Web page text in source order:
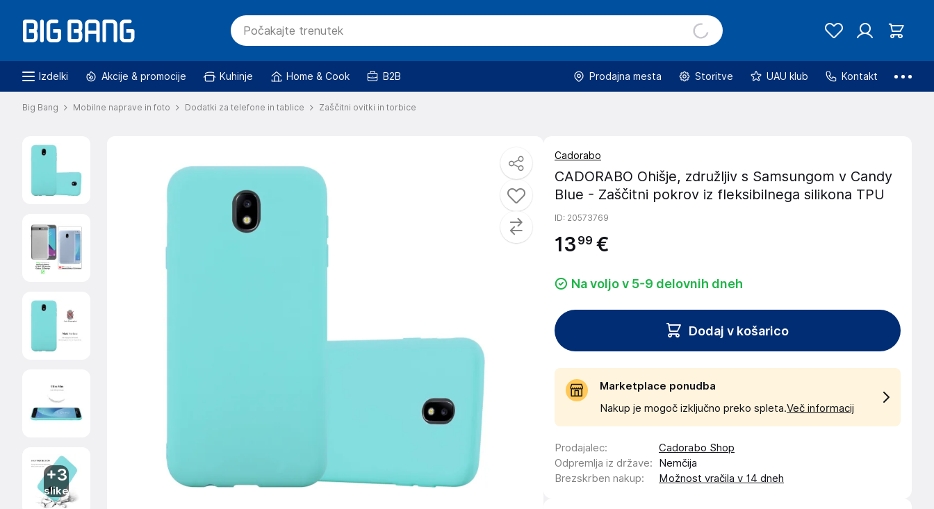
Izdelki Akcije & promocije Kuhinje Home & Cook B2B Prodajna mesta Storitve UAU klub Kontakt
Big Bang Mobilne naprave in foto Dodatki za telefone in tablice Zaščitni ovitki in torbice
+3
slike
Cadorabo
CADORABO Ohišje, združljiv s Samsungom v Candy
Blue - Zaščitni pokrov iz fleksibilnega silikona TPU
ID: 20573769
13 99 €
Na voljo v 5-9 delovnih dneh
Dodaj v košarico
Marketplace ponudba
Nakup je mogoč izključno preko spleta.Več informacij
Prodajalec:
Cadorabo Shop
Odpremlja iz države:
Nemčija
Brezskrben nakup: Možnost vračila v 14 dneh